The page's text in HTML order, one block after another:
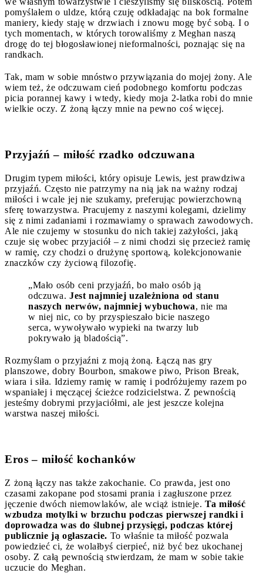
pomyślałem o uldze, którą czuję odkładając na bok formalne
maniery, kiedy staję w drzwiach i znowu mogę być sobą. I o
tych momentach, w których torowaliśmy z Meghan naszą
drogę do tej błogosławionej nieformalności, poznając się na
randkach.
Tak, mam w sobie mnóstwo przywiązania do mojej żony. Ale
wiem też, że odczuwam cień podobnego komfortu podczas
picia porannej kawy i wtedy, kiedy moja 2-latka robi do mnie
wielkie oczy. Z żoną łączy mnie na pewno coś więcej.
Przyjaźń – miłość rzadko odczuwana
Drugim typem miłości, który opisuje Lewis, jest prawdziwa
przyjaźń. Często nie patrzymy na nią jak na ważny rodzaj
miłości i wcale jej nie szukamy, preferując powierzchowną
sferę towarzystwa. Pracujemy z naszymi kolegami, dzielimy
się z nimi zadaniami i rozmawiamy o sprawach zawodowych.
Ale nie czujemy w stosunku do nich takiej zażyłości, jaką
czuje się wobec przyjaciół – z nimi chodzi się przecież ramię
w ramię, czy chodzi o drużynę sportową, kolekcjonowanie
znaczków czy życiową filozofię.
„Mało osób ceni przyjaźń, bo mało osób ją
odczuwa. Jest najmniej uzależniona od stanu
naszych nerwów, najmniej wybuchowa, nie ma
w niej nic, co by przyspieszało bicie naszego
serca, wywoływało wypieki na twarzy lub
pokrywało ją bladością”.
Rozmyślam o przyjaźni z moją żoną. Łączą nas gry
planszowe, dobry Bourbon, smakowe piwo, Prison Break,
wiara i siła. Idziemy ramię w ramię i podróżujemy razem po
wspaniałej i męczącej ścieżce rodzicielstwa. Z pewnością
jesteśmy dobrymi przyjaciółmi, ale jest jeszcze kolejna
warstwa naszej miłości.
Eros – miłość kochanków
Z żoną łączy nas także zakochanie. Co prawda, jest ono
czasami zakopane pod stosami prania i zagłuszone przez
jęczenie dwóch niemowlaków, ale wciąż istnieje. Ta miłość
wzbudza motylki w brzuchu podczas pierwszej randki i
doprowadza was do ślubnej przysięgi, podczas której
publicznie ją ogłaszacie. To właśnie ta miłość pozwala
powiedzieć ci, że wolałbyś cierpieć, niż być bez ukochanej
osoby. Z całą pewnością stwierdzam, że mam w sobie takie
uczucie do Meghan.